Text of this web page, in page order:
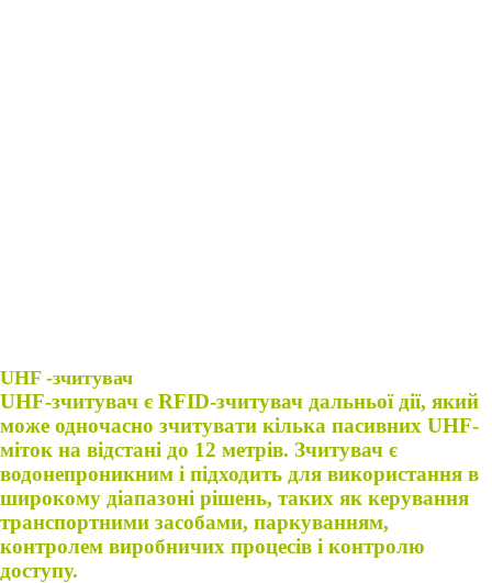
UHF -зчитувач
UHF-зчитувач є RFID-зчитувач дальньої дії, який
може одночасно зчитувати кілька пасивних UHF-
міток на відстані до 12 метрів. Зчитувач є
водонепроникним і підходить для використання в
широкому діапазоні рішень, таких як керування
транспортними засобами, паркуванням,
контролем виробничих процесів і контролю
доступу.